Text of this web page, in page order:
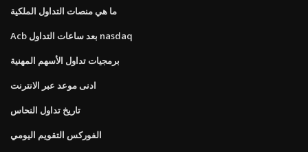
ما هي منصات التداول الملكية
Acb بعد ساعات التداول nasdaq
برمجيات تداول الأسهم المهنية
ادنى موعد عبر الانترنت
تاريخ تداول النحاس
الفوركس التقويم اليومي